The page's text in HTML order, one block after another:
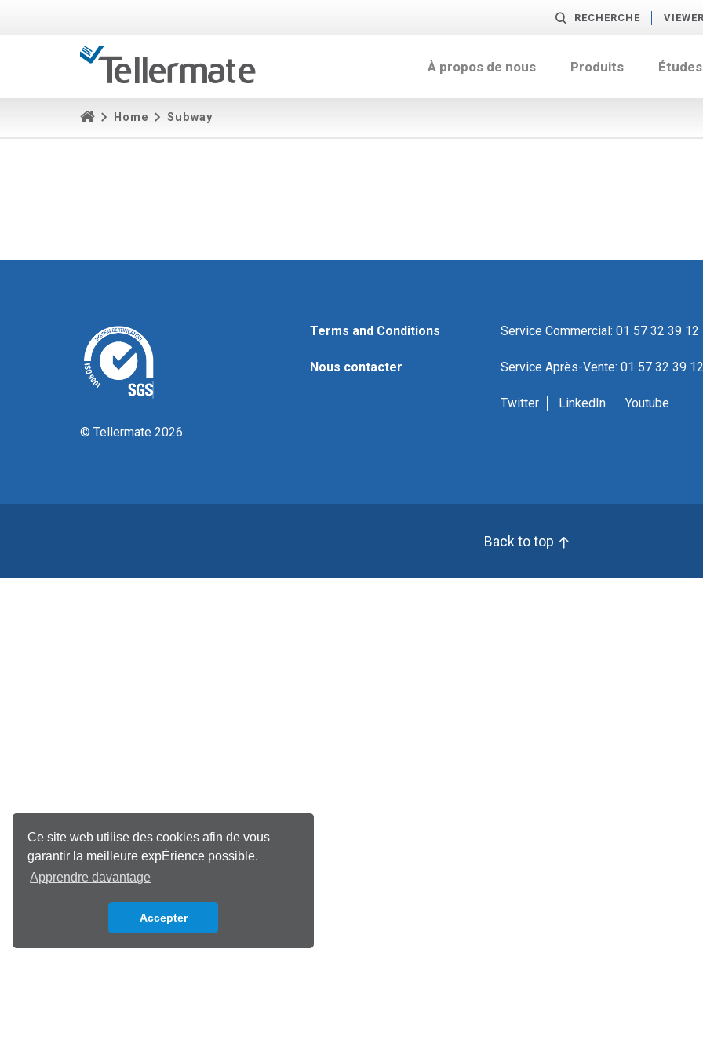
Ce site web utilise des cookies afin de vous
garantir la meilleure expÈrience possible.
Apprendre davantage
Accepter
RECHERCHE
À propos de nous Produits
Home Subway
© Tellermate 2026
Terms and Conditions
Nous contacter
Service Commercial: 01 57 32 39 12
Service Après-Vente: 01 57 32 39
Twitter LinkedIn Youtube
Back to top